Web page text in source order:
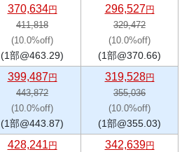
370,634円
411,818
(10.0%off)
(1部@463.29)
296,527円
329,472
(10.0%off)
(1部@370.66)
399,487円
443,872
(10.0%off)
(1部@443.87)
319,528円
355,036
(10.0%off)
(1部@355.03)
428,241円
342,639円